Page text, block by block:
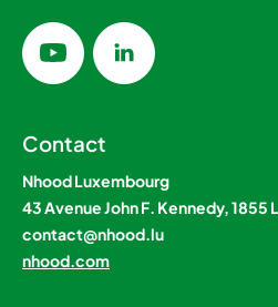
Contact
Nhood Luxembourg
43 Avenue John F. Kennedy, 1855
contact@nhood.lu
nhood.com
Youtube Linkedin